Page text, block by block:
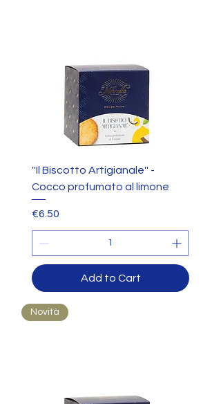
''Il Biscotto Artigianale'' -
Cocco profumato al limone
Price
€6.50
Add to Cart
Novità